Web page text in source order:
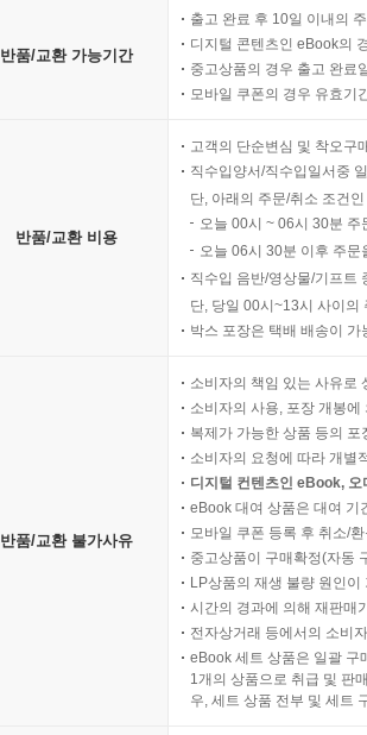
반품/교환 가능기간
출고 완료 후 10일 이내의
디지털 콘텐츠인 eBook의
중고상품의 경우 출고 완료
모바일 쿠폰의 경우 유효기
반품/교환 비용
고객의 단순변심 및 착오구
직수입양서/직수입일서중
단, 아래의 주문/취소 조건
오늘 00시 ~ 06시 30분
오늘 06시 30분 이후 주
직수입 음반/영상물/기프트
단, 당일 00시~13시 사이의
박스 포장은 택배 배송이
반품/교환 불가사유
소비자의 책임 있는 사유로
소비자의 사용, 포장 개봉
복제가 가능한 상품 등의
소비자의 요청에 따라 개별
디지털 컨텐츠인 eBook,
eBook 대여 상품은 대여 기
모바일 쿠폰 등록 후 취소/
중고상품이 구매확정(자동
LP상품의 재생 불량 원인
시간의 경과에 의해 재판매
전자상거래 등에서의 소비
eBook 세트 상품은 일괄 구
1개의 상품으로 취급 및 판
우, 세트 상품 전부 및 세트